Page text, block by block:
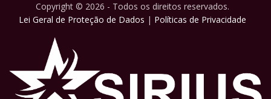
Copyright © 2026 - Todos os direitos reservados.
Lei Geral de Proteção de Dados | Políticas de Privacidade